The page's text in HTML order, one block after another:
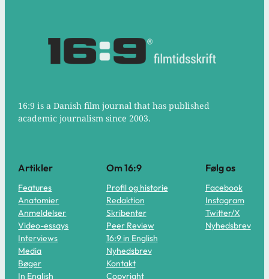
16:9 is a Danish film journal that has published
academic journalism since 2003.
Artikler
Features
Anatomier
Anmeldelser
Video-essays
Interviews
Media
Bøger
In English
Om 16:9
Profil og historie
Redaktion
Skribenter
Peer Review
16:9 in English
Nyhedsbrev
Kontakt
Copyright
Følg os
Facebook
Instagram
Twitter/X
Nyhedsbrev